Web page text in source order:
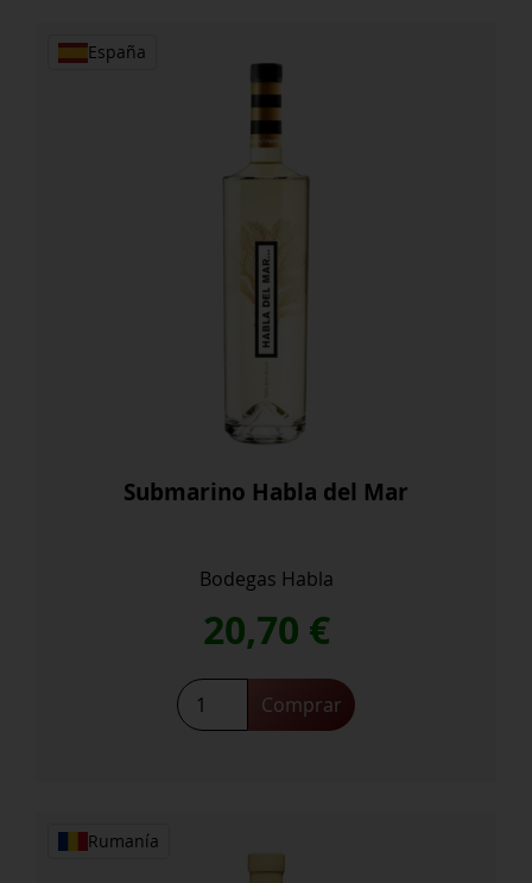
España
Submarino Habla del Mar
Bodegas Habla
20,70 €
Comprar
Rumanía